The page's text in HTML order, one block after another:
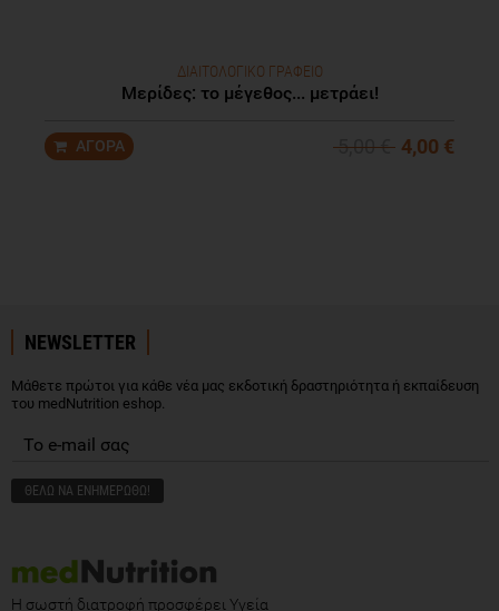
ΔΙΑΙΤΟΛΟΓΙΚΟ ΓΡΑΦΕΙΟ
Μερίδες: το μέγεθος... μετράει!
5,00 € 4,00 €
NEWSLETTER
Μάθετε πρώτοι για κάθε νέα μας εκδοτική δραστηριότητα ή εκπαίδευση
του medNutrition eshop.
Η σωστή διατροφή προσφέρει Υγεία